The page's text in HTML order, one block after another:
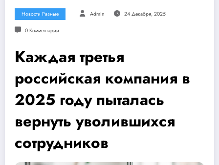
Новости Разные Admin 24 Декабря, 2025
0 Комментарии
Каждая третья
российская компания в
2025 году пыталась
вернуть уволившихся
сотрудников